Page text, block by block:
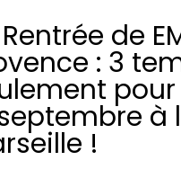
de
: 3
à
!